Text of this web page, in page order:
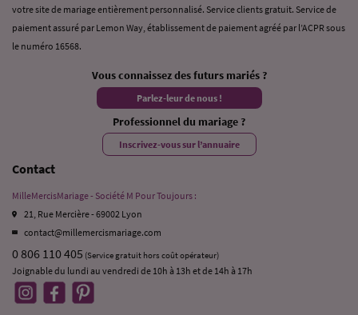
votre site de mariage entièrement personnalisé. Service clients gratuit. Service de
paiement assuré par Lemon Way, établissement de paiement agréé par l’ACPR sous
le numéro 16568.
Vous connaissez des futurs mariés ?
Parlez-leur de nous !
Professionnel du mariage ?
Inscrivez-vous sur l’annuaire
Contact
MilleMercisMariage - Société M Pour Toujours :
21, Rue Mercière - 69002 Lyon
contact@millemercismariage.com
0 806 110 405 (Service gratuit hors coût opérateur)
Joignable du lundi au vendredi de 10h à 13h et de 14h à 17h